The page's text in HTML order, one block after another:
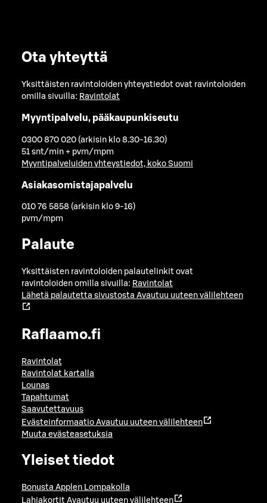
Ota yhteyttä
Yksittäisten ravintoloiden yhteystiedot ovat ravintoloiden
omilla sivuilla: Ravintolat
Myyntipalvelu, pääkaupunkiseutu
0300 870 020 (arkisin klo 8.30-16.30)
51 snt/min + pvm/mpm
Myyntipalveluiden yhteystiedot, koko Suomi
Asiakasomistajapalvelu
010 76 5858 (arkisin klo 9-16)
pvm/mpm
Palaute
Yksittäisten ravintoloiden palautelinkit ovat
ravintoloiden omilla sivuilla: Ravintolat
Lähetä palautetta sivustosta Avautuu uuteen välilehteen
Raflaamo.fi
Ravintolat
Ravintolat kartalla
Lounas
Tapahtumat
Saavutettavuus
Evästeinformaatio Avautuu uuteen välilehteen
Muuta evästeasetuksia
Yleiset tiedot
Bonusta Applen Lompakolla
Lahjakortit Avautuu uuteen välilehteen